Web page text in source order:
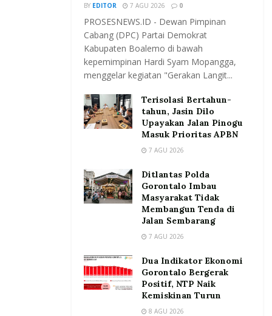
BY EDITOR 7 AGU 2026 0
PROSESNEWS.ID - Dewan Pimpinan
Cabang (DPC) Partai Demokrat
Kabupaten Boalemo di bawah
kepemimpinan Hardi Syam Mopangga,
menggelar kegiatan "Gerakan Langit...
Terisolasi Bertahun-
tahun, Jasin Dilo
Upayakan Jalan Pinogu
Masuk Prioritas APBN
7 AGU 2026
Ditlantas Polda
Gorontalo Imbau
Masyarakat Tidak
Membangun Tenda di
Jalan Sembarang
7 AGU 2026
Dua Indikator Ekonomi
Gorontalo Bergerak
Positif, NTP Naik
Kemiskinan Turun
8 AGU 2026